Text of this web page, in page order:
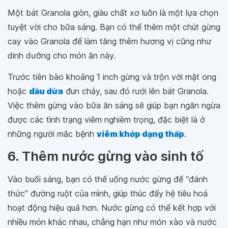
Một bát Granola giòn, giàu chất xơ luôn là một lựa chọn
tuyệt vời cho bữa sáng. Bạn có thể thêm một chút gừng
cay vào Granola để làm tăng thêm hương vị cũng như
dinh dưỡng cho món ăn này.
Trước tiên bào khoảng 1 inch gừng và trộn với mật ong
hoặc dầu dừa đun chảy, sau đó rưới lên bát Granola.
Việc thêm gừng vào bữa ăn sáng sẽ giúp bạn ngăn ngừa
được các tình trạng viêm nghiêm trọng, đặc biệt là ở
những người mắc bệnh viêm khớp dạng thấp.
6. Thêm nước gừng vào sinh tố
Vào buổi sáng, bạn có thể uống nước gừng để “đánh
thức” đường ruột của mình, giúp thúc đẩy hệ tiêu hoá
hoạt động hiệu quả hơn. Nước gừng có thể kết hợp với
nhiều món khác nhau, chẳng hạn như món xào và nước